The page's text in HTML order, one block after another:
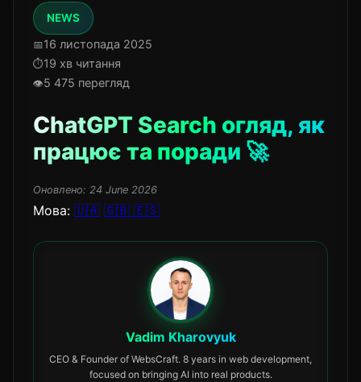
NEWS
16 листопада 2025
19 хв читання
5 475 перегляд
ChatGPT Search огляд, як
працює та поради 🚀
Оновлено: 24 June 2026
Мова: 🇺🇦 🇬🇧 🇪🇸
Vadim Kharovyuk
CEO & Founder of WebsCraft. 8 years in web development,
focused on bringing AI into real products.